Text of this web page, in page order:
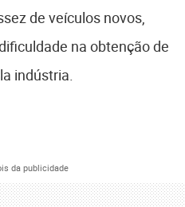
de veículos novos,
na obtenção de
indústria.
da publicidade